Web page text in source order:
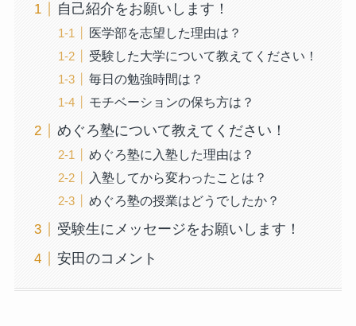
自己紹介をお願いします！
医学部を志望した理由は？
受験した大学について教えてください！
毎日の勉強時間は？
モチベーションの保ち方は？
めぐろ塾について教えてください！
めぐろ塾に入塾した理由は？
入塾してから変わったことは？
めぐろ塾の授業はどうでしたか？
受験生にメッセージをお願いします！
安田のコメント